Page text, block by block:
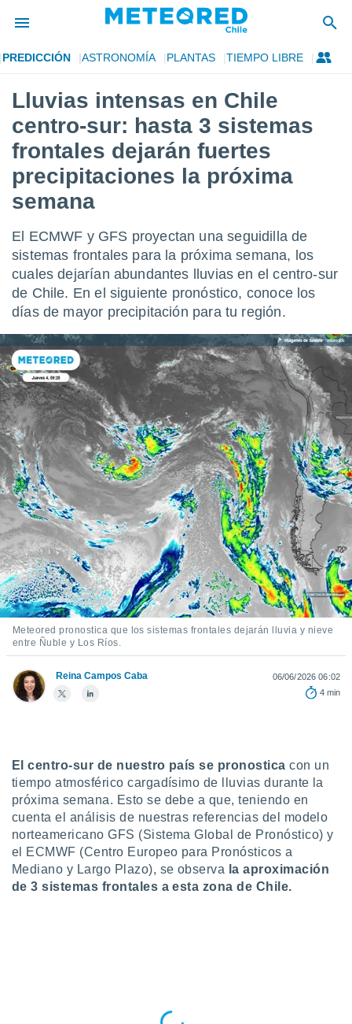
de
por
para
la
se
calidad.
a este
y
forma
digital
permite
seguir
contenido
coste.
botón
a la
la
todas
ya sean
nuestros
nos
y análisis
en
y
nuestra
y
disponible
ACEPTAR
Y
CONTINUAR
CONFIGURACIÓN
PREDICCIÓN ASTRONOMÍA PLANTAS TIEMPO LIBRE
Lluvias intensas en Chile
centro-sur: hasta 3 sistemas
frontales dejarán fuertes
precipitaciones la próxima
semana
El ECMWF y GFS proyectan una seguidilla de
sistemas frontales para la próxima semana, los
cuales dejarían abundantes lluvias en el centro-sur
de Chile. En el siguiente pronóstico, conoce los
días de mayor precipitación para tu región.
Meteored pronostica que los sistemas frontales dejarán lluvia y nieve
entre Ñuble y Los Ríos.
Reina Campos Caba
06/06/2026 06:02
4 min
El centro-sur de nuestro país se pronostica con un
tiempo atmosférico cargadísimo de lluvias durante la
próxima semana. Esto se debe a que, teniendo en
cuenta el análisis de nuestras referencias del modelo
norteamericano GFS (Sistema Global de Pronóstico) y
el ECMWF (Centro Europeo para Pronósticos a
Mediano y Largo Plazo), se observa la aproximación
de 3 sistemas frontales a esta zona de Chile.